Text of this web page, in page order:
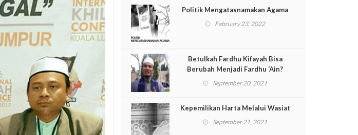
Politik Mengatasnamakan Agama
February 23, 2022
Betulkah Fardhu Kifayah Bisa
Berubah Menjadi Fardhu ‘Ain?
September 20, 2021
Kepemilikan Harta Melalui Wasiat
September 21, 2021